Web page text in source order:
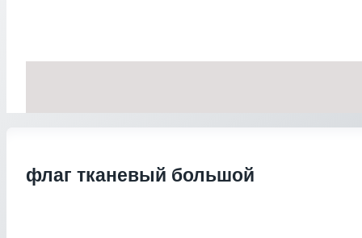
флаг тканевый большой